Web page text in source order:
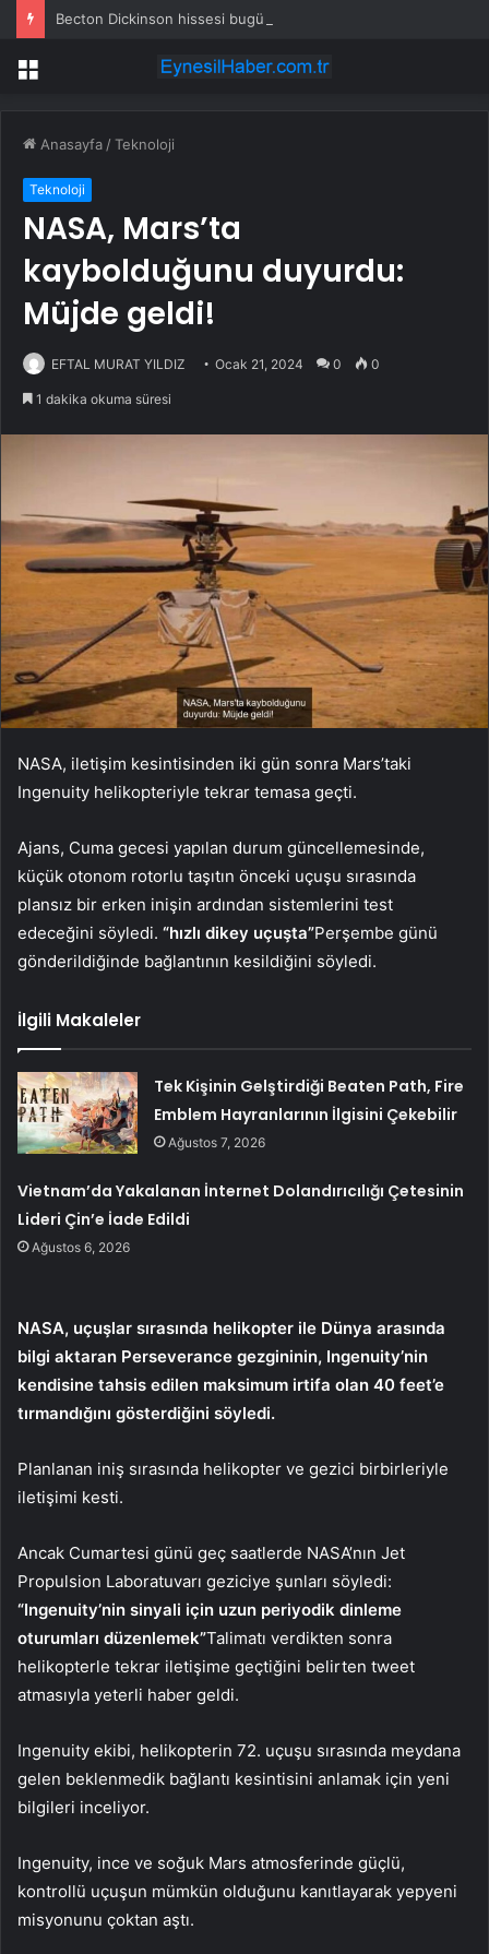
Becton Dickinson hissesi bugün neden yükseliyor?
Menü
Anasayfa /Teknoloji
Teknoloji
NASA, Mars’ta
kaybolduğunu duyurdu:
Müjde geldi!
EFTAL MURAT YILDIZ Ocak 21, 2024 0 0
1 dakika okuma süresi
NASA, iletişim kesintisinden iki gün sonra Mars’taki
Ingenuity helikopteriyle tekrar temasa geçti.
Ajans, Cuma gecesi yapılan durum güncellemesinde,
küçük otonom rotorlu taşıtın önceki uçuşu sırasında
plansız bir erken inişin ardından sistemlerini test
edeceğini söyledi. “hızlı dikey uçuşta”Perşembe günü
gönderildiğinde bağlantının kesildiğini söyledi.
İlgili Makaleler
Tek Kişinin Gelştirdiği Beaten Path, Fire
Emblem Hayranlarının İlgisini Çekebilir
Ağustos 7, 2026
Vietnam’da Yakalanan İnternet Dolandırıcılığı Çetesinin
Lideri Çin’e İade Edildi
Ağustos 6, 2026
NASA, uçuşlar sırasında helikopter ile Dünya arasında
bilgi aktaran Perseverance gezgininin, Ingenuity’nin
kendisine tahsis edilen maksimum irtifa olan 40 feet’e
tırmandığını gösterdiğini söyledi.
Planlanan iniş sırasında helikopter ve gezici birbirleriyle
iletişimi kesti.
Ancak Cumartesi günü geç saatlerde NASA’nın Jet
Propulsion Laboratuvarı geziciye şunları söyledi:
“Ingenuity’nin sinyali için uzun periyodik dinleme
oturumları düzenlemek”Talimatı verdikten sonra
helikopterle tekrar iletişime geçtiğini belirten tweet
atmasıyla yeterli haber geldi.
Ingenuity ekibi, helikopterin 72. uçuşu sırasında meydana
gelen beklenmedik bağlantı kesintisini anlamak için yeni
bilgileri inceliyor.
Ingenuity, ince ve soğuk Mars atmosferinde güçlü,
kontrollü uçuşun mümkün olduğunu kanıtlayarak yepyeni
misyonunu çoktan aştı.